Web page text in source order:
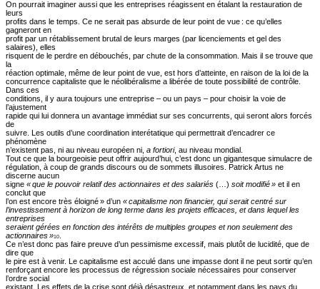
On pourrait imaginer aussi que les entreprises réagissent en étalant la restauration de
leurs
profits dans le temps. Ce ne serait pas absurde de leur point de vue : ce qu’elles
gagneront en
profit par un rétablissement brutal de leurs marges (par licenciements et gel des
salaires), elles
risquent de le perdre en débouchés, par chute de la consommation. Mais il se trouve que
la
réaction optimale, même de leur point de vue, est hors d’atteinte, en raison de la loi de la
concurrence capitaliste que le néolibéralisme a libérée de toute possibilité de contrôle.
Dans ces
conditions, il y aura toujours une entreprise – ou un pays – pour choisir la voie de
l’ajustement
rapide qui lui donnera un avantage immédiat sur ses concurrents, qui seront alors forcés
de
suivre. Les outils d’une coordination interétatique qui permettrait d’encadrer ce
phénomène
n’existent pas, ni au niveau européen ni, a fortiori, au niveau mondial.
Tout ce que la bourgeoisie peut offrir aujourd’hui, c’est donc un gigantesque simulacre de
régulation, à coup de grands discours ou de sommets illusoires. Patrick Artus ne
discerne aucun
signe « que le pouvoir relatif des actionnaires et des salariés (…) soit modifié » et il en
conclut que
l’on est encore très éloigné » d’un « capitalisme non financier, qui serait centré sur
l’investissement à horizon de long terme dans les projets efficaces, et dans lequel les
entreprises
seraient gérées en fonction des intérêts de multiples groupes et non seulement des
actionnaires »10
Ce n’est donc pas faire preuve d’un pessimisme excessif, mais plutôt de lucidité, que de
dire que
le pire est à venir. Le capitalisme est acculé dans une impasse dont il ne peut sortir qu’en
renforçant encore les processus de régression sociale nécessaires pour conserver
l’ordre social
existant. Les effets de la crise sont déjà désastreux, et notamment dans les pays du